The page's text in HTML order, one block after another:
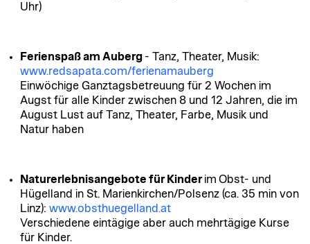
Uhr)
Ferienspaß am Auberg - Tanz, Theater, Musik:
www.redsapata.com/ferienamauberg
Einwöchige Ganztagsbetreuung für 2 Wochen im
Augst für alle Kinder zwischen 8 und 12 Jahren, die im
August Lust auf Tanz, Theater, Farbe, Musik und
Natur haben
Naturerlebnisangebote für Kinderim Obst- und
Hügelland in St. Marienkirchen/Polsenz (ca. 35 min von
Linz): www.obsthuegelland.at
Verschiedene eintägige aber auch mehrtägige Kurse
für Kinder.